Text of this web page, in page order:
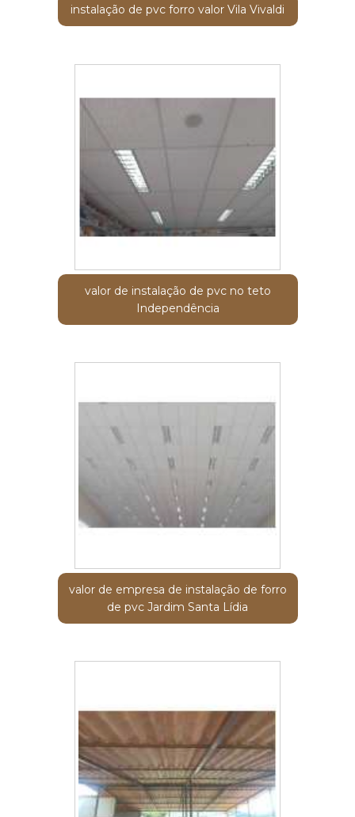
instalação de pvc forro valor Vila Vivaldi
valor de instalação de pvc no teto
Independência
valor de empresa de instalação de forro
de pvc Jardim Santa Lídia